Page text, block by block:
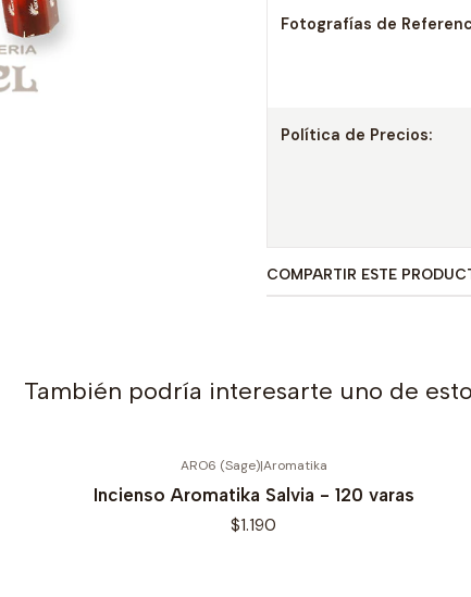
Fotografías de
Política de Precios:
COMPARTIR ESTE
También podría interesarte uno de
ARO6 (Sage)|Aromatika
Incienso Aromatika Salvia - 120 varas
$1.190